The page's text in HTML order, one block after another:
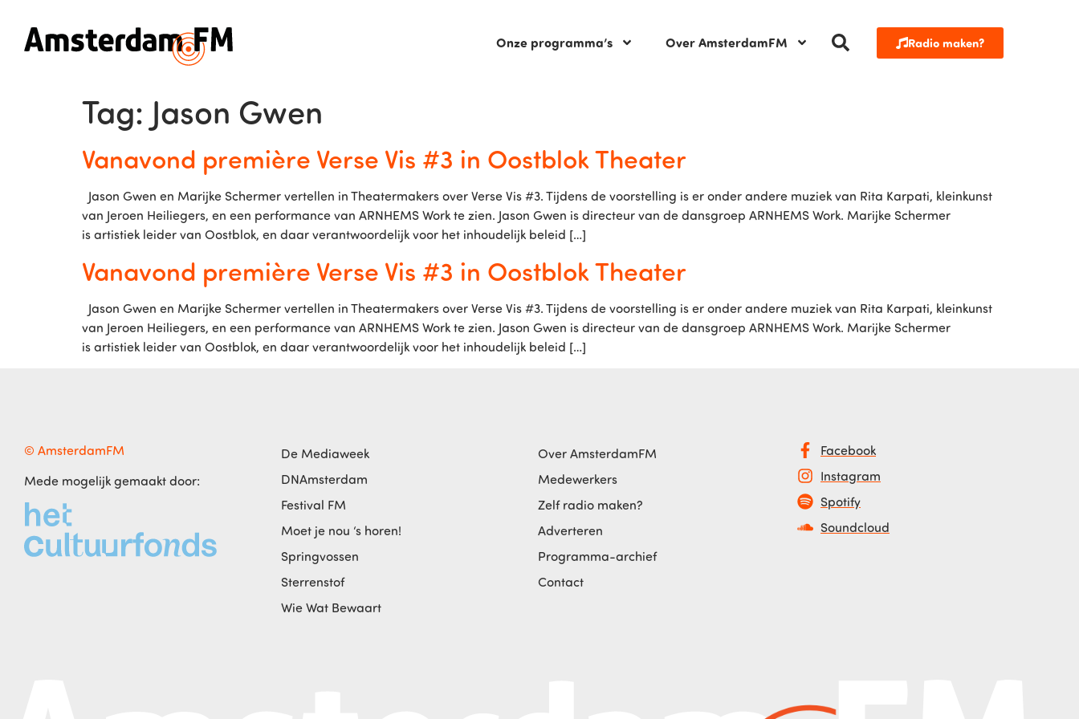
Onze programma’s Over AmsterdamFM Radio maken?
Tag: Jason Gwen
Vanavond première Verse Vis #3 in Oostblok Theater
Jason Gwen en Marijke Schermer vertellen in Theatermakers over Verse Vis #3. Tijdens de voorstelling is er onder andere muziek van Rita Karpati, kleinkunst
van Jeroen Heiliegers, en een performance van ARNHEMS Work te zien. Jason Gwen is directeur van de dansgroep ARNHEMS Work. Marijke Schermer
is artistiek leider van Oostblok, en daar verantwoordelijk voor het inhoudelijk beleid […]
Vanavond première Verse Vis #3 in Oostblok Theater
Jason Gwen en Marijke Schermer vertellen in Theatermakers over Verse Vis #3. Tijdens de voorstelling is er onder andere muziek van Rita Karpati, kleinkunst
van Jeroen Heiliegers, en een performance van ARNHEMS Work te zien. Jason Gwen is directeur van de dansgroep ARNHEMS Work. Marijke Schermer
is artistiek leider van Oostblok, en daar verantwoordelijk voor het inhoudelijk beleid […]
© AmsterdamFM
Mede mogelijk gemaakt door:
De Mediaweek
DNAmsterdam
Festival FM
Moet je nou ‘s horen!
Springvossen
Sterrenstof
Wie Wat Bewaart
Over AmsterdamFM
Medewerkers
Zelf radio maken?
Adverteren
Programma-archief
Contact
Facebook
Instagram
Spotify
Soundcloud